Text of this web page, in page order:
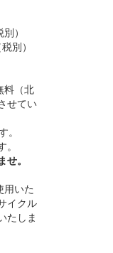
）
）
料（北
せてい
。
せ。
いた
イクル
たしま